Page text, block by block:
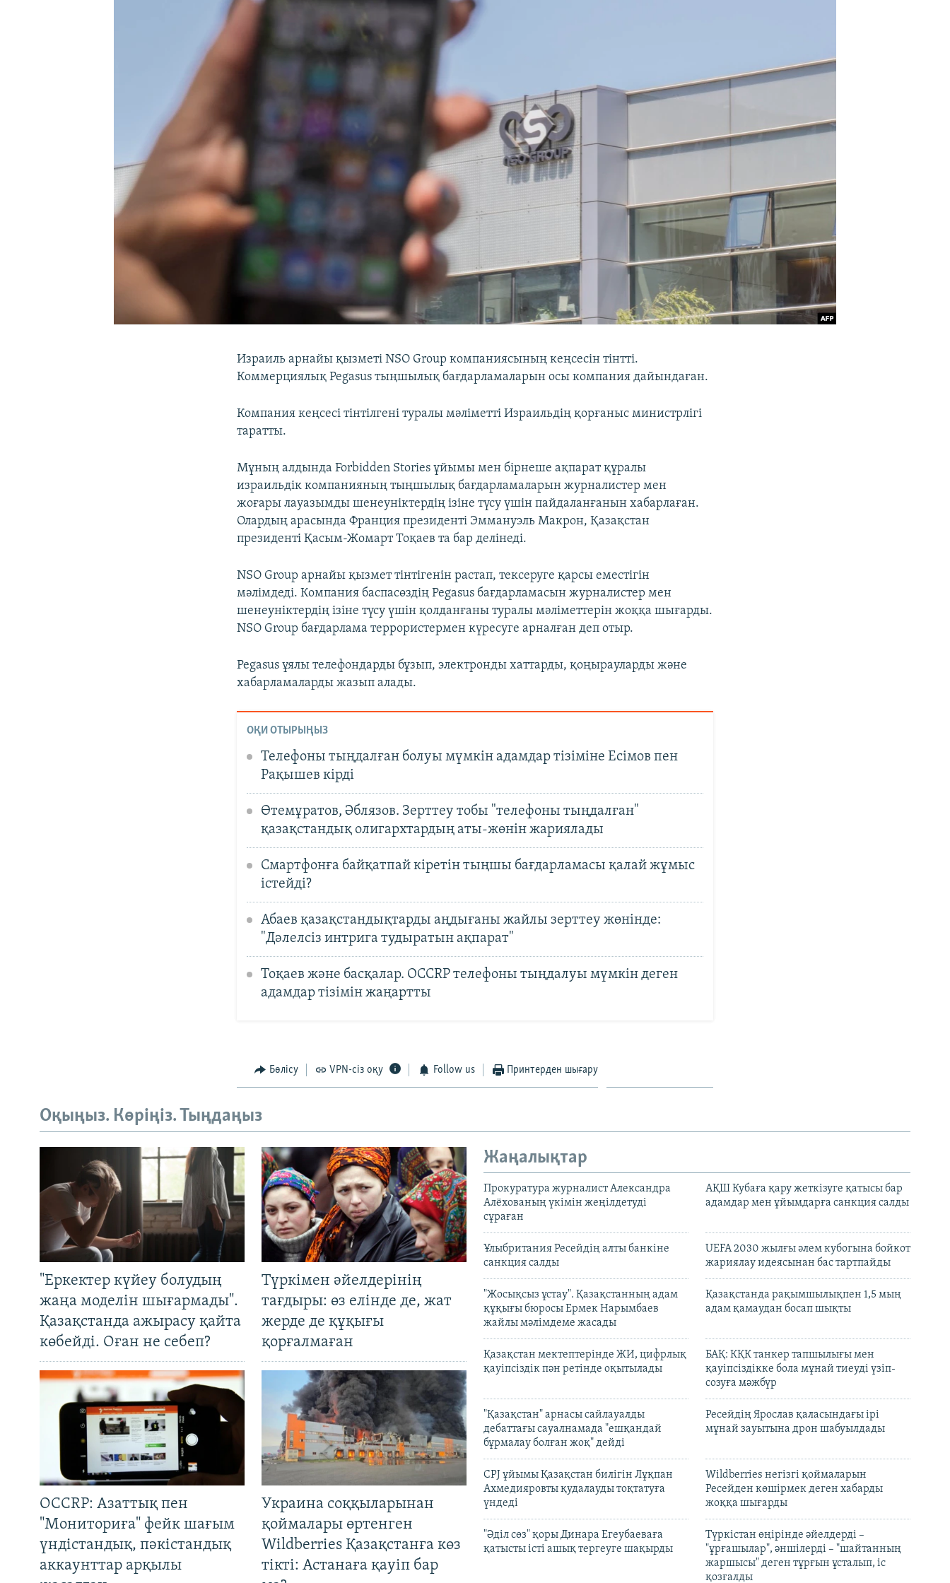
Израиль арнайы қызметі NSO Group компаниясының кеңсесін тінтті.
Коммерциялық Pegasus тыңшылық бағдарламаларын осы компания дайындаған.
Компания кеңсесі тінтілгені туралы мәліметті Израильдің қорғаныс министрлігі
таратты.
Мұның алдында Forbidden Stories ұйымы мен бірнеше ақпарат құралы
израильдік компанияның тыңшылық бағдарламаларын журналистер мен
жоғары лауазымды шенеуніктердің ізіне түсу үшін пайдаланғанын хабарлаған.
Олардың арасында Франция президенті Эммануэль Макрон, Қазақстан
президенті Қасым-Жомарт Тоқаев та бар делінеді.
NSO Group арнайы қызмет тінтігенін растап, тексеруге қарсы еместігін
мәлімдеді. Компания баспасөздің Pegasus бағдарламасын журналистер мен
шенеуніктердің ізіне түсу үшін қолданғаны туралы мәліметтерін жоққа шығарды.
NSO Group бағдарлама террористермен күресуге арналған деп отыр.
Pegasus ұялы телефондарды бұзып, электронды хаттарды, қоңырауларды және
хабарламаларды жазып алады.
ОҚИ ОТЫРЫҢЫЗ
Телефоны тыңдалған болуы мүмкін адамдар тізіміне Есімов пен
Рақышев кірді
Өтемұратов, Әблязов. Зерттеу тобы "телефоны тыңдалған"
қазақстандық олигархтардың аты-жөнін жариялады
Смартфонға байқатпай кіретін тыңшы бағдарламасы қалай жұмыс
істейді?
Абаев қазақстандықтарды аңдығаны жайлы зерттеу жөнінде:
"Дәлелсіз интрига тудыратын ақпарат"
Тоқаев және басқалар. OCCRP телефоны тыңдалуы мүмкін деген
адамдар тізімін жаңартты
Бөлісу VPN-сіз оқу Follow us Принтерден шығару
Оқыңыз. Көріңіз. Тыңдаңыз
"Еркектер күйеу болудың
жаңа моделін шығармады".
Қазақстанда ажырасу қайта
көбейді. Оған не себеп?
Түркімен әйелдерінің
тағдыры: өз елінде де, жат
жерде де құқығы
қорғалмаған
OCCRP: Азаттық пен
"Мониториға" фейк шағым
үндістандық, пәкістандық
аккаунттар арқылы
Украина соққыларынан
қоймалары өртенген
Wildberries Қазақстанға көз
тікті: Астанаға қауіп бар
Жаңалықтар
Прокуратура журналист Александра
Алёхованың үкімін жеңілдетуді
сұраған
АҚШ Кубаға қару жеткізуге қатысы бар
адамдар мен ұйымдарға санкция салды
Ұлыбритания Ресейдің алты банкіне
санкция салды
UEFA 2030 жылғы әлем кубогына бойкот
жариялау идеясынан бас тартпайды
"Жосықсыз ұстау". Қазақстанның адам
құқығы бюросы Ермек Нарымбаев
жайлы мәлімдеме жасады
Қазақстанда рақымшылықпен 1,5 мың
адам қамаудан босап шықты
Қазақстан мектептерінде ЖИ, цифрлық
қауіпсіздік пән ретінде оқытылады
БАҚ: КҚК танкер тапшылығы мен
қауіпсіздікке бола мұнай тиеуді үзіп-
созуға мәжбүр
"Қазақстан" арнасы сайлауалды
дебаттағы сауалнамада "ешқандай
бұрмалау болған жоқ" дейді
Ресейдің Ярослав қаласындағы ірі
мұнай зауытына дрон шабуылдады
CPJ ұйымы Қазақстан билігін Лұқпан
Ахмедияровты қудалауды тоқтатуға
үндеді
Wildberries негізгі қоймаларын
Ресейден көшірмек деген хабарды
жоққа шығарды
"Әділ сөз" қоры Динара Егеубаеваға
қатысты істі ашық тергеуге шақырды
Түркістан өңірінде әйелдерді –
"ұрғашылар", әншілерді – "шайтанның
жаршысы" деген тұрғын ұсталып, іс
қозғалды